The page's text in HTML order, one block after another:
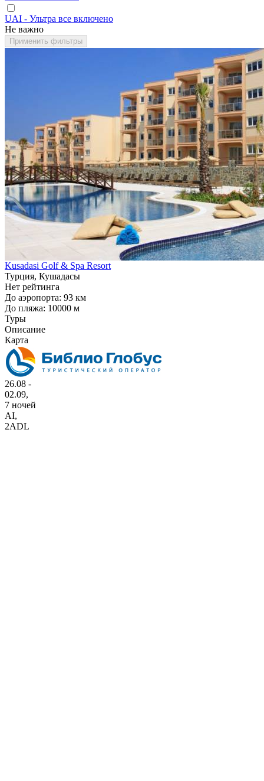
UAI - Ультра все включено
Не важно
Применить фильтры
Kusadasi Golf & Spa Resort
Турция, Кушадасы
Нет рейтинга
До аэропорта: 93 км
До пляжа: 10000 м
Туры
Описание
Карта
26.08 -
02.09,
7 ночей
AI,
2ADL